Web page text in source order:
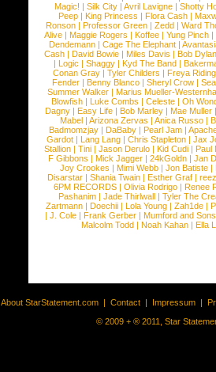
Magic! | Silk City | Avril Lavigne | Shotty
Peep |King Princess |Flora Cash |
Ronson |Professor Green |Zedd |Ward
Alive |Maggie Rogers |Koffee |Yung Pinch |
Dendemann |Cage The Elephant |
Cash | David Bowie | Miles Davis | Bob Dylan
|Logic |Shaggy |Kyd The Band |
Conan Gray |Tyler Childers |Freya
Fender |Benny Blanco |Sheryl Crow |
Summer Walker |Marius Mueller-
Blowfish | Luke Combs | Celeste | Oh
Dagny |Easy Life |Bob Marley |Mae Muller
Mabel |Arizona Zervas |Anica Russo |
Badmomzjay |DaBaby |Pearl Jam |
Gardot | Lang Lang | Chris Stapleton | Jax
Stallion |Tini |Jason Derulo |Kid Cudi |Paul
F Gibbons | Mick Jagger | 24kGoldn | Jan
Joy Crookes | Mimi Webb | Jon Batiste |
Disarstar | Shania Twain | Esther Graf |
6PM RECORDS | Olivia Rodrigo | Renee
Pashanim |Jade Thirlwall |Tyler The
Zartmann | Doechii | Lola Young | Zah1de |
| J. Cole | Frank Gerber | Mumford and Sons
Malcolm Todd | Noah Kahan | Ella
About StarStatement.com | Contact | Impressum |
© 2009 + ® 2011, Star